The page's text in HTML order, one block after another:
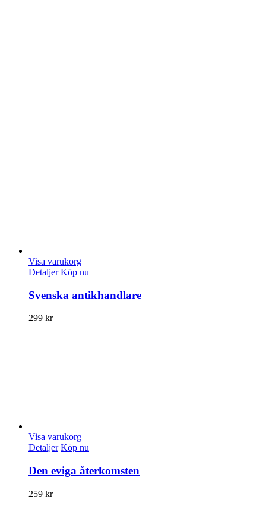
Visa varukorg
Detaljer Köp nu
Svenska antikhandlare
299 kr
Visa varukorg
Detaljer Köp nu
Den eviga återkomsten
259 kr